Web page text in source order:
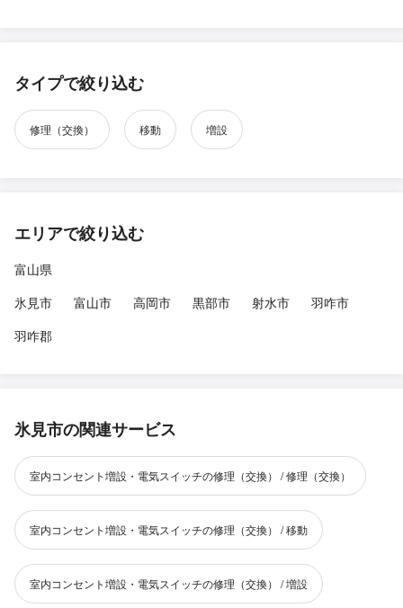
タイプで絞り込む
修理（交換） 移動 増設
エリアで絞り込む
富山県
氷見市
富山市 高岡市 黒部市 射水市
羽咋市
羽咋郡
氷見市の関連サービス
室内コンセント増設・電気スイッチの修理（交換） / 修理（交換）
室内コンセント増設・電気スイッチの修理（交換） / 移動
室内コンセント増設・電気スイッチの修理（交換） / 増設